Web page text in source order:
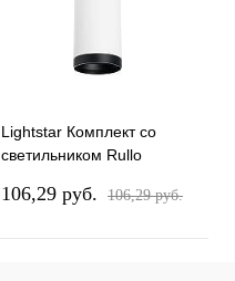
Lightstar Комплект со
светильником Rullo
106,29 pуб. 106,29 pуб.